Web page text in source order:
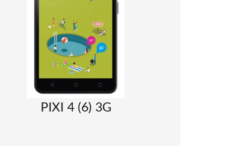
PIXI 4 (6) 3G